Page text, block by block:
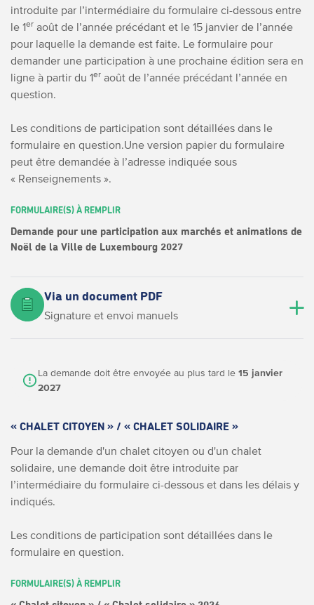
introduite par l’intermédiaire du formulaire ci-dessous entre
le 1er août de l’année précédant et le 15 janvier de l’année
pour laquelle la demande est faite. Le formulaire pour
demander une participation à une prochaine édition sera en
ligne à partir du 1er août de l’année précédant l’année en
question.
Les conditions de participation sont détaillées dans le
formulaire en question.Une version papier du formulaire
peut être demandée à l’adresse indiquée sous
« Renseignements ».
FORMULAIRE(S) À REMPLIR
Demande pour une participation aux marchés et animations de
Noël de la Ville de Luxembourg 2027
Via un document PDF
Signature et envoi manuels
La demande doit être envoyée au plus tard le15 janvier
2027
« CHALET CITOYEN » / « CHALET SOLIDAIRE »
Pour la demande d'un chalet citoyen ou d'un chalet
solidaire, une demande doit être introduite par
l’intermédiaire du formulaire ci-dessous et dans les délais y
indiqués.
Les conditions de participation sont détaillées dans le
formulaire en question.
FORMULAIRE(S) À REMPLIR